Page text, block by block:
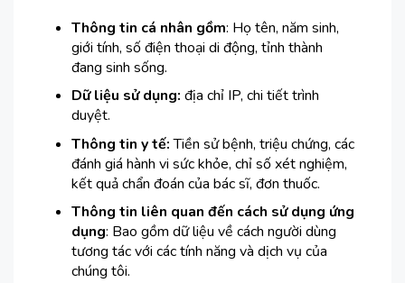
Thông tin cá nhân gồm: Họ tên, năm sinh,
giới tính, số điện thoại di động, tỉnh thành
đang sinh sống.
Dữ liệu sử dụng: địa chỉ IP, chi tiết trình
duyệt.
Thông tin y tế:Tiền sử bệnh, triệu chứng, các
đánh giá hành vi sức khỏe, chỉ số xét nghiệm,
kết quả chẩn đoán của bác sĩ, đơn thuốc.
Thông tin liên quan đến cách sử dụng ứng
dụng: Bao gồm dữ liệu về cách người dùng
tương tác với các tính năng và dịch vụ của
chúng tôi.